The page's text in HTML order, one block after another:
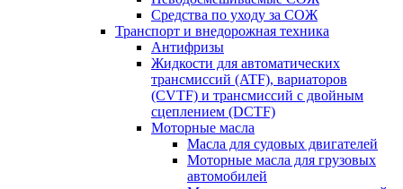
Средства по уходу за СОЖ
Транспорт и внедорожная техника
Антифризы
Жидкости для автоматических
трансмиссий (ATF), вариаторов
(CVTF) и трансмиссий с двойным
сцеплением (DCTF)
Моторные масла
Масла для судовых двигателей
Моторные масла для грузовых
автомобилей